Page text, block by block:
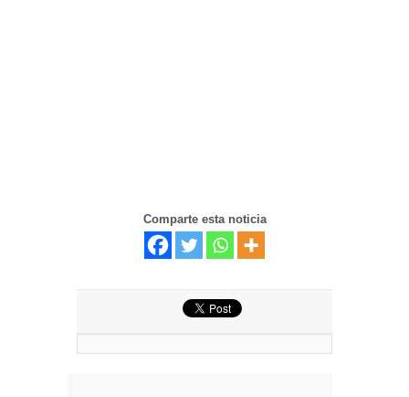
Comparte esta noticia